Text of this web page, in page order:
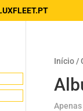
Início /